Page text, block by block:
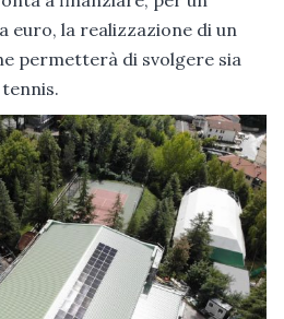
euro, la realizzazione di un
permetterà di svolgere sia